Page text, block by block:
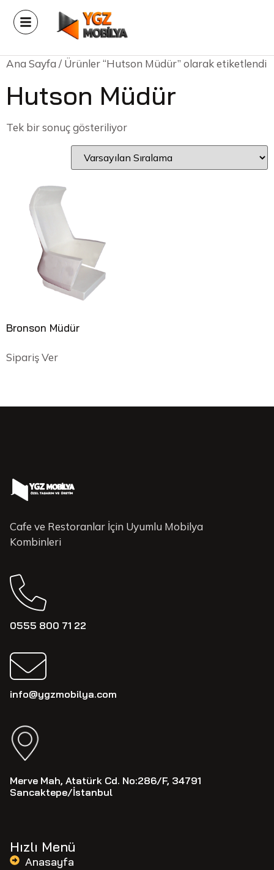
Ana Sayfa/ Ürünler “Hutson Müdür” olarak etiketlendi
Hutson Müdür
Tek bir sonuç gösteriliyor
Bronson Müdür
Sipariş Ver
Cafe ve Restoranlar İçin Uyumlu Mobilya
Kombinleri
0555 800 71 22
info@ygzmobilya.com
Merve Mah, Atatürk Cd. No:286/F, 34791
Sancaktepe/İstanbul
Hızlı Menü
Anasayfa